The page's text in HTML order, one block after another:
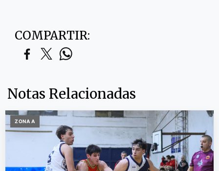
COMPARTIR:
Notas Relacionadas
ZONA A